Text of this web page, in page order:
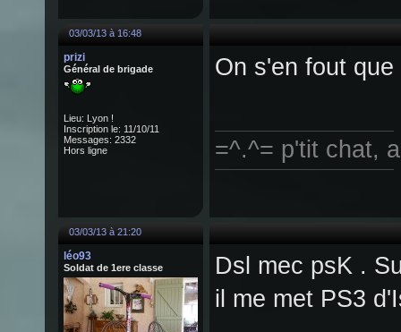
03/03/13 à 16:48
prizi
Général de brigade
Lieu: Lyon !
Inscription le: 11/10/11
Messages: 2332
Hors ligne
On s'en fout
=^.^= p'tit chat,
03/03/13 à 21:20
léo93
Soldat de 1ere classe
Dsl mec psK .
il me met PS3